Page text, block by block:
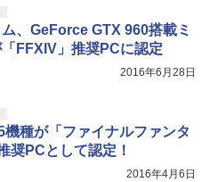
ラー(CFI-ZCT2J)
応の高精度 H パターン シフター
ラブライブ！蓮ノ空女学院スクー
、GeForce GTX 960搭載ミ
FFXIV」推奨PCに認定
2016年6月28日
種が「ファイナルファンタ
奨PCとして認定！
2016年4月6日